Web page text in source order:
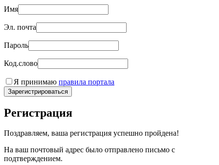
Имя
Эл. почта
Пароль
Код.слово
Я принимаю правила портала
Зарегистрироваться
Регистрация
Поздравляем, ваша регистрация успешно пройдена!
На ваш почтовый адрес было отправлено письмо с
подтверждением.